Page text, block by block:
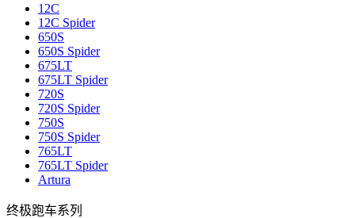
12C
12C Spider
650S
650S Spider
675LT
675LT Spider
720S
720S Spider
750S
750S Spider
765LT
765LT Spider
Artura
终极跑车系列